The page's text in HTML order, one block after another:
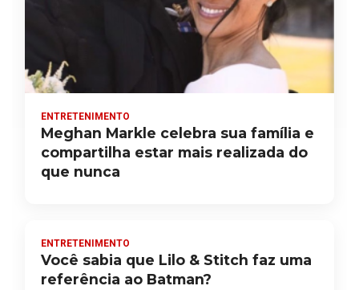
ENTRETENIMENTO
Meghan Markle celebra sua família e
compartilha estar mais realizada do
que nunca
ENTRETENIMENTO
Você sabia que Lilo & Stitch faz uma
referência ao Batman?